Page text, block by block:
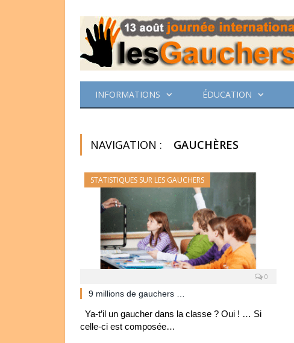
INFORMATIONS ÉDUCATION
NAVIGATION : GAUCHÈRES
STATISTIQUES SUR LES GAUCHERS
0
9 millions de gauchers …
Ya-t’il un gaucher dans la classe ? Oui ! … Si
celle-ci est composée…